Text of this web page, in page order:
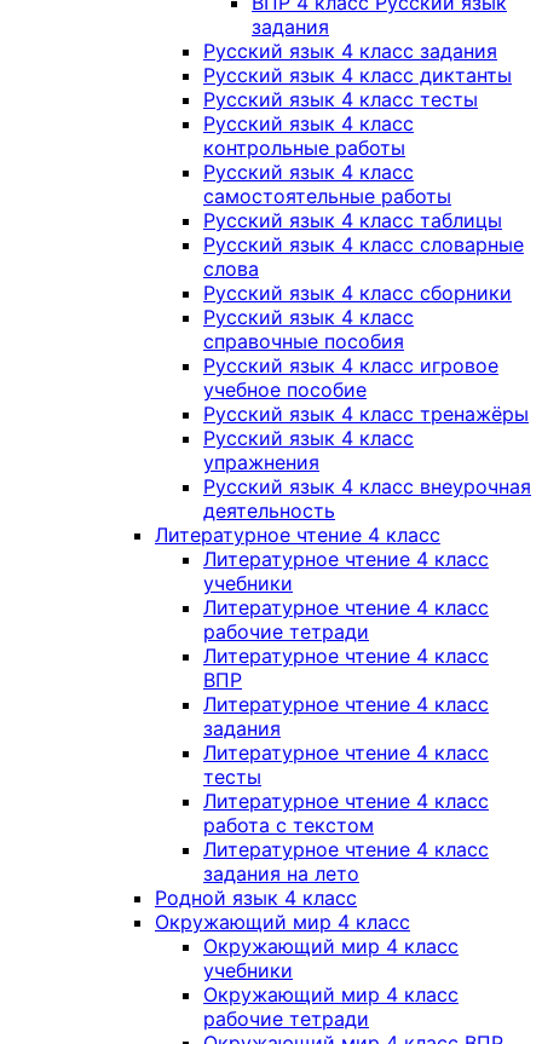
задания
Русский язык 4 класс задания
Русский язык 4 класс диктанты
Русский язык 4 класс тесты
Русский язык 4 класс
контрольные работы
Русский язык 4 класс
самостоятельные работы
Русский язык 4 класс таблицы
Русский язык 4 класс словарные
слова
Русский язык 4 класс сборники
Русский язык 4 класс
справочные пособия
Русский язык 4 класс игровое
учебное пособие
Русский язык 4 класс тренажёры
Русский язык 4 класс
упражнения
Русский язык 4 класс внеурочная
деятельность
Литературное чтение 4 класс
Литературное чтение 4 класс
учебники
Литературное чтение 4 класс
рабочие тетради
Литературное чтение 4 класс
ВПР
Литературное чтение 4 класс
задания
Литературное чтение 4 класс
тесты
Литературное чтение 4 класс
работа с текстом
Литературное чтение 4 класс
задания на лето
Родной язык 4 класс
Окружающий мир 4 класс
Окружающий мир 4 класс
учебники
Окружающий мир 4 класс
рабочие тетради